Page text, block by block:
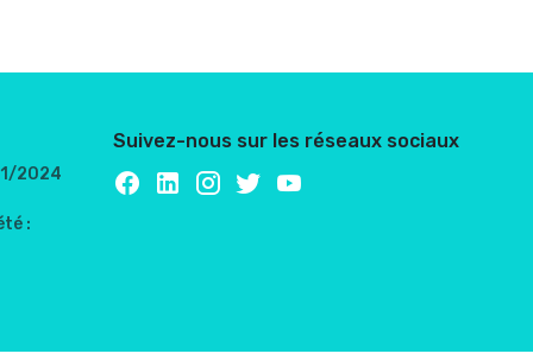
2024
:
Suivez-nous sur les réseaux sociaux